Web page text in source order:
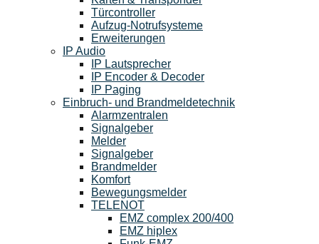
Türcontroller
Aufzug-Notrufsysteme
Erweiterungen
IP Audio
IP Lautsprecher
IP Encoder & Decoder
IP Paging
Einbruch- und Brandmeldetechnik
Alarmzentralen
Signalgeber
Melder
Signalgeber
Brandmelder
Komfort
Bewegungsmelder
TELENOT
EMZ complex 200/400
EMZ hiplex